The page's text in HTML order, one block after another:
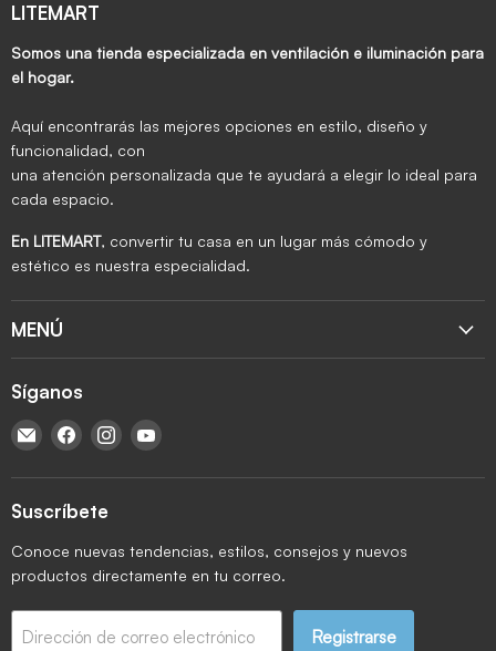
LITEMART
Somos una tienda especializada en ventilación e iluminación para
el hogar.
Aquí encontrarás las mejores opciones en estilo, diseño y
funcionalidad, con
una atención personalizada que te ayudará a elegir lo ideal para
cada espacio.
En LITEMART, convertir tu casa en un lugar más cómodo y
estético es nuestra especialidad.
MENÚ
Síganos
Encuéntrenos en Correo electrónico
Encuéntrenos en Facebook
Encuéntrenos en Instagram
Suscríbete
Conoce nuevas tendencias, estilos, consejos y nuevos
productos directamente en tu correo.
Dirección de correo electrónico Registrarse